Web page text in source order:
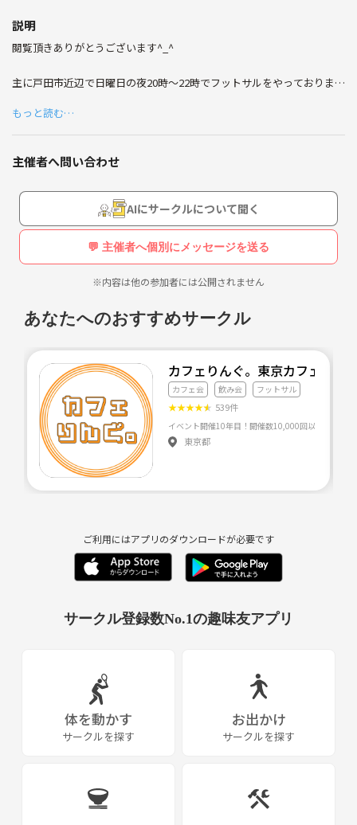
説明
閲覧頂きありがとうございます^_^
主に戸田市近辺で日曜日の夜20時〜22時でフットサルをやっております
年齢層は20代から50代と幅広く、女性も毎回複数の方が参加されており
ます。
(平均年齢は40オーバーです)
経験者もおりますが皆、ガツガツせずに楽しく活動しています。
内容は試合形式で1試合5分くらいで回しております。
フットサルをやりたいけど一歩踏み出せない方や、しばらく蹴っていな
く場所を探してる方まで、ご興味ありましたらご連絡下さい😊
ミックスチームですので、
・参加者と楽しくフットサルをやりたい方
であればどなたでも大歓迎です。
競技志向ではないのでよろしくお願い致します。
＊人数が集まらない場合やコートが取れない場合は開催できないことも
ありますのでご了承下さい。
初回に限り是非雰囲気を体験して頂ければと思い無料で大丈夫ですので
お気軽にご応募ください^_^
もっと読む…
主催者へ問い合わせ
AIにサークルについて聞く
💬 主催者へ個別にメッセージを送る
※内容は他の参加者には公開されません
あなたへのおすすめサークル
カフェりんぐ。東京カフェ会・
カフェ会 飲み会 フットサル
★★★★★ 539件
東京都
ご利用にはアプリのダウンロードが必要です
サークル登録数No.1の趣味友アプリ
体を動かす
サークルを探す
お出かけ
サークルを探す